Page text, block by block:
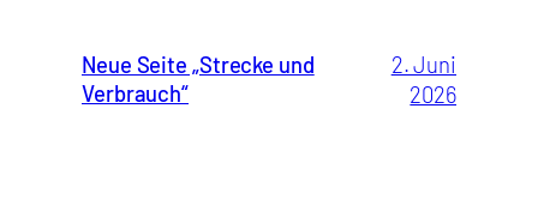
Neue Seite „Strecke und
Verbrauch“
2. Juni
2026